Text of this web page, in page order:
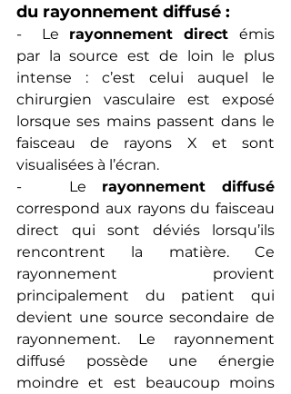
du rayonnement diffusé :
-  Le rayonnement direct émis
par la source est de loin le plus
intense : c’est celui auquel le
chirurgien vasculaire est exposé
lorsque ses mains passent dans le
faisceau de rayons X et sont
visualisées à l’écran.
-   Le
correspond aux rayons du faisceau
direct qui sont déviés lorsqu’ils
rencontrent la matière. Ce
rayonnement provient
principalement du patient qui
devient une source secondaire de
rayonnement. Le rayonnement
diffusé possède une énergie
moindre et est beaucoup moins